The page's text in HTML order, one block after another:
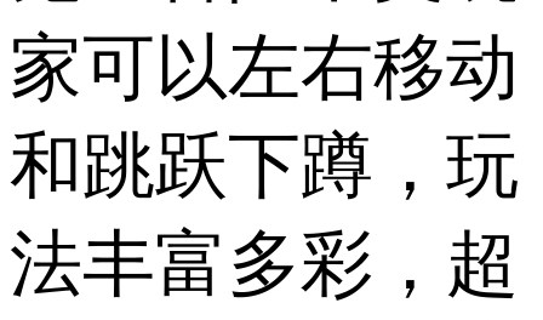
家可以左右移动
和跳跃下蹲，玩
法丰富多彩，超